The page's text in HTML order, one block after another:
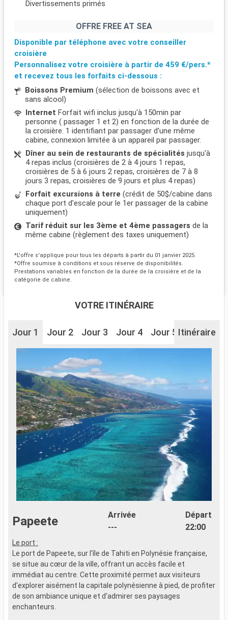
Divertissements primés
OFFRE FREE AT SEA
Disponible par téléphone avec votre conseiller
croisière
Personnalisez votre croisière à partir de 459 €/pers.*
et recevez tous les forfaits ci-dessous :
Boissons Premium (sélection de boissons avec et
sans alcool)
Internet Forfait wifi inclus jusqu'à 150min par
personne ( passager 1 et 2) en fonction de la durée de
la croisière. 1 identifiant par passager d'une même
cabine, connexion limitée à un appareil par passager.
Dîner au sein de restaurants de spécialités jusqu'à
4 repas inclus (croisières de 2 à 4 jours 1 repas,
croisières de 5 à 6 jours 2 repas, croisières de 7 à 8
jours 3 repas, croisières de 9 jours et plus 4 repas)
Forfait excursions à terre (crédit de 50$/cabine dans
chaque port d'escale pour le 1er passager de la cabine
uniquement)
Tarif réduit sur les 3ème et 4ème passagers de la
même cabine (règlement des taxes uniquement)
*L'offre s'applique pour tous les départs à partir du 01 janvier 2025.
*Offre soumise à conditions et sous réserve de disponibilités.
Prestations variables en fonction de la durée de la croisière et de la
catégorie de cabine.
VOTRE ITINÉRAIRE
Jour 1 Jour 2 Jour 3 Jour 4 Jour 5 Jour 6
Itinéraire
Papeete
Arrivée
---
Départ
22:00
Le port :
Le port de Papeete, sur l'île de Tahiti en Polynésie française,
se situe au cœur de la ville, offrant un accès facile et
immédiat au centre. Cette proximité permet aux visiteurs
d'explorer aisément la capitale polynésienne à pied, de profiter
de son ambiance unique et d'admirer ses paysages
enchanteurs.